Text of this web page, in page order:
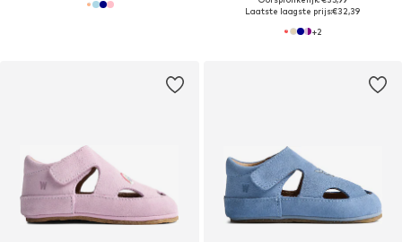
Laatste laagste prijs:€32,39
+2